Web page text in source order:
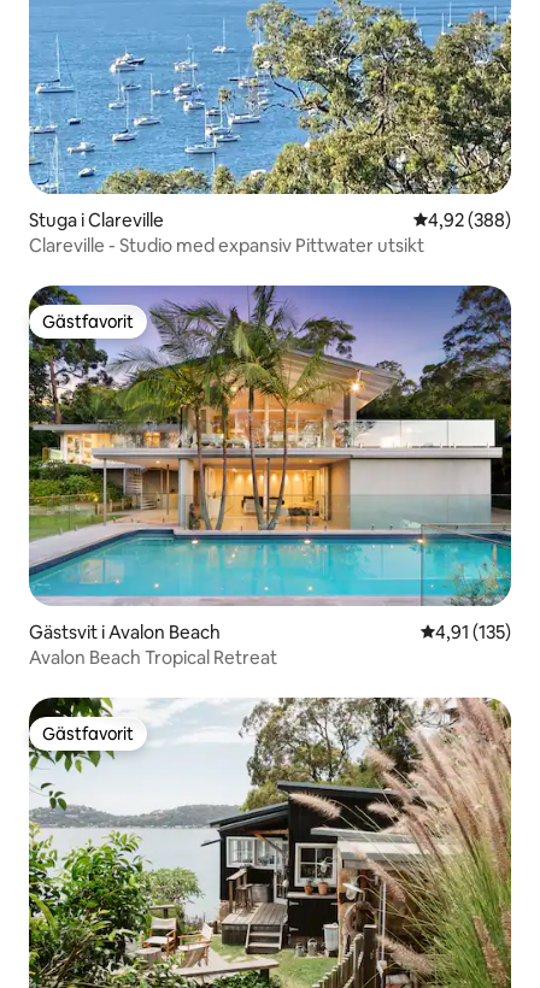
Stuga i Clareville 4,92 av 5 i
4,92 (388)
Clareville - Studio med expansiv Pittwater utsikt
Gästfavorit
Gästfavorit
Gästsvit i Avalon Beach 4,91 av 5 i
4,91 (135)
Avalon Beach Tropical Retreat
Gästfavorit
Gästfavorit